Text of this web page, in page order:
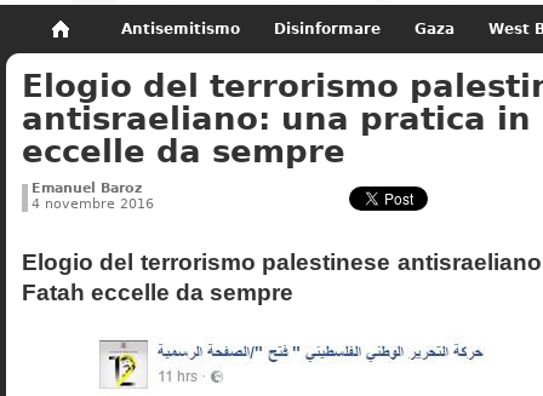
Antisemitismo Disinformare Gaza West
Non dimenticare Storia di Israele
Elogio del terrorismo
antisraeliano: una pratica in
eccelle da sempre
Emanuel Baroz
4 novembre 2016
Elogio del terrorismo palestinese
Fatah eccelle da sempre